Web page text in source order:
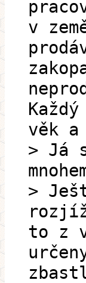
v
věk
> Já
>
to z